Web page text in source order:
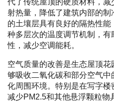
代了传统屋顶的硬质材料，
射热量，降低了建筑内部的
的土壤层具有良好的隔热性
种多层次的温度调节机制，
性，减少空调能耗。
空气质量的改善是生态屋顶
够吸收二氧化碳和部分空气
化周围环境。特别是在写字
减少PM2.5和其他悬浮颗粒物